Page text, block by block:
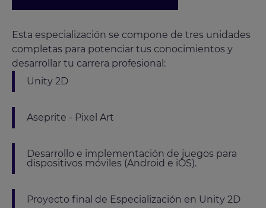
Esta especialización se compone de tres unidades
completas para potenciar tus conocimientos y
desarrollar tu carrera profesional:
Unity 2D
Aseprite - Pixel Art
Desarrollo e implementación de juegos para
dispositivos móviles (Android e iOS).
Proyecto final de Especialización en Unity 2D